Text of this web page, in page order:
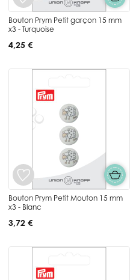
Bouton Prym Petit garçon 15 mm
x3 - Turquoise
4,25 €
Bouton Prym Petit Mouton 15 mm
x3 - Blanc
3,72 €